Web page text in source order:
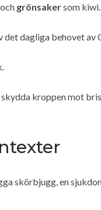
grönsakersom kiwi.
det dagliga behovet av
kroppen mot
skörbjugg, en